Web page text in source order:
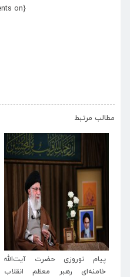
{jcomments on}
مطالب مرتبط
زیارتگاه شهید مدرس با ۳۰ برنامه
فرهنگی به استقبال ماه مبارک